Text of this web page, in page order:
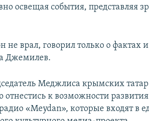
освещая события, представляя
не врал, говорил только о фактах
Джемилев.
Меджлиса крымских
отнестись к возможности развития
«Meydan», которые входят в